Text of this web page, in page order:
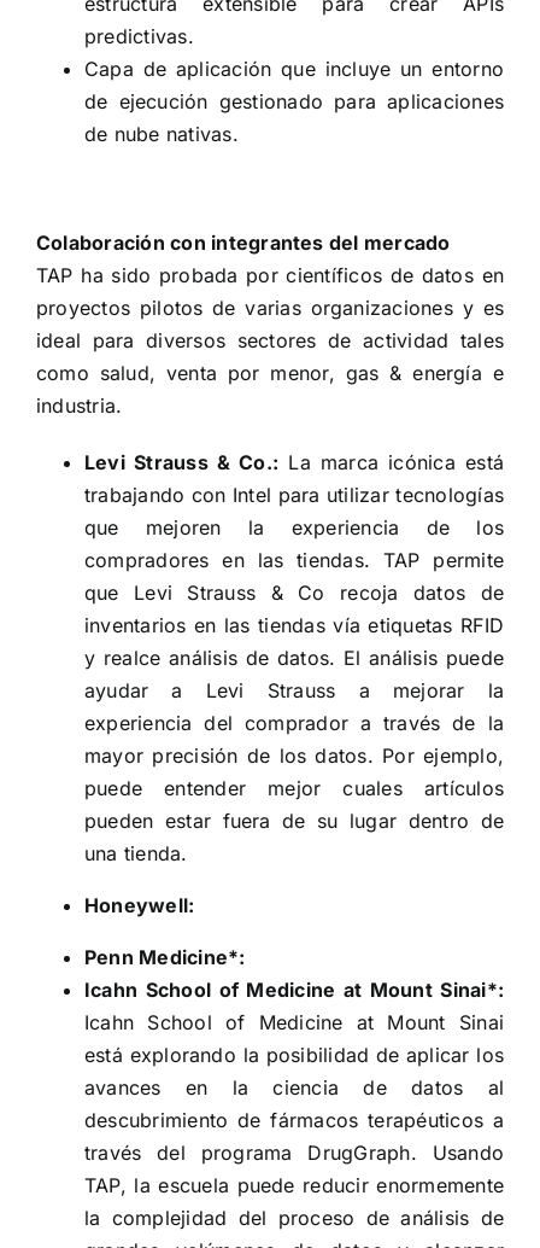
predictivas.
Capa de aplicación que incluye un entorno
de ejecución gestionado para aplicaciones
de nube nativas.
Colaboración con integrantes del mercado
TAP ha sido probada por científicos de datos en
proyectos pilotos de varias organizaciones y es
ideal para diversos sectores de actividad tales
como salud, venta por menor, gas & energía e
industria.
Levi Strauss & Co.: La marca icónica está
trabajando con Intel para utilizar tecnologías
que mejoren la experiencia de los
compradores en las tiendas. TAP permite
que Levi Strauss & Co recoja datos de
inventarios en las tiendas vía etiquetas RFID
y realce análisis de datos. El análisis puede
ayudar a Levi Strauss a mejorar la
experiencia del comprador a través de la
mayor precisión de los datos. Por ejemplo,
puede entender mejor cuales artículos
pueden estar fuera de su lugar dentro de
una tienda.
Honeywell:
Penn Medicine*:
Icahn School of Medicine at Mount Sinai*:
Icahn School of Medicine at Mount Sinai
está explorando la posibilidad de aplicar los
avances en la ciencia de datos al
descubrimiento de fármacos terapéuticos a
través del programa DrugGraph. Usando
TAP, la escuela puede reducir enormemente
la complejidad del proceso de análisis de